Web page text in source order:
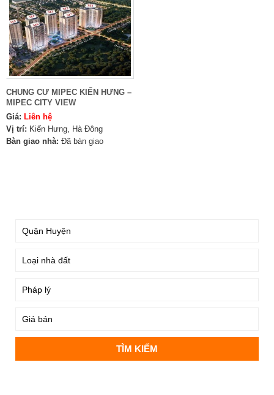
CHUNG CƯ MIPEC KIẾN HƯNG –
MIPEC CITY VIEW
Giá: Liên hệ
Vị trí: Kiến Hưng, Hà Đông
Bàn giao nhà: Đã bàn giao